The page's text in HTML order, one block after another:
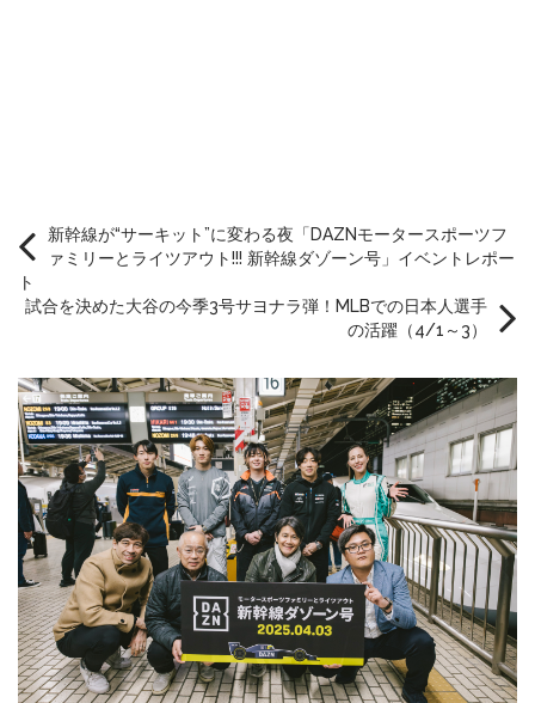
新幹線が“サーキット”に変わる夜「DAZNモータースポーツフ
ァミリーとライツアウト!!! 新幹線ダゾーン号」イベントレポー
ト
試合を決めた大谷の今季3号サヨナラ弾！MLBでの日本人選手
の活躍（4/1～3）